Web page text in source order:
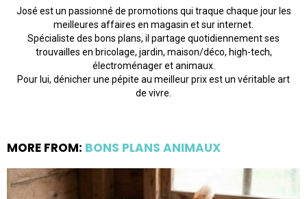
José est un passionné de promotions qui traque chaque jour les
meilleures affaires en magasin et sur internet.
Spécialiste des bons plans, il partage quotidiennement ses
trouvailles en bricolage, jardin, maison/déco, high-tech,
électroménager et animaux.
Pour lui, dénicher une pépite au meilleur prix est un véritable art
de vivre.
MORE FROM: BONS PLANS ANIMAUX